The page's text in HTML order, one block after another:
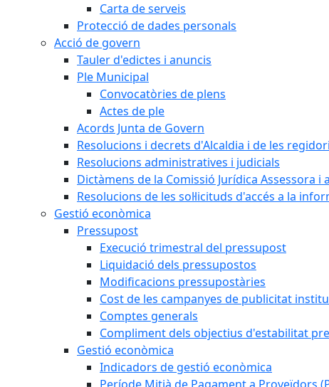
Carta de serveis
Protecció de dades personals
Acció de govern
Tauler d'edictes i anuncis
Ple Municipal
Convocatòries de plens
Actes de ple
Acords Junta de Govern
Resolucions i decrets d'Alcaldia i de les
Resolucions administratives i judicials
Dictàmens de la Comissió Jurídica Assessora
Resolucions de les sol·licituds d'accés a la
Gestió econòmica
Pressupost
Execució trimestral del pressupost
Liquidació dels pressupostos
Modificacions pressupostàries
Cost de les campanyes de publicitat
Comptes generals
Compliment dels objectius d'estabilitat
Gestió econòmica
Indicadors de gestió econòmica